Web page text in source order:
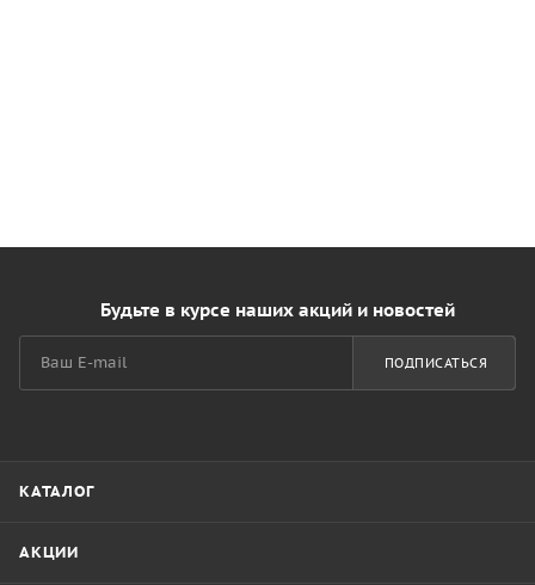
Будьте в курсе наших акций и новостей
ПОДПИСАТЬСЯ
КАТАЛОГ
АКЦИИ